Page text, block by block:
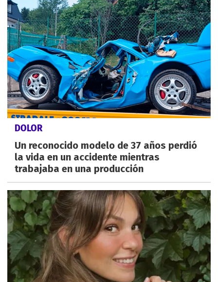
DOLOR
Un reconocido modelo de 37 años perdió
la vida en un accidente mientras
trabajaba en una producción